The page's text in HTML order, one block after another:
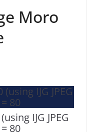
Moro
IJG JPEG
80